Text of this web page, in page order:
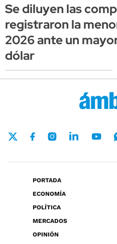
Se diluyen las
registraron la
2026 ante un
dólar
PORTADA
ECONOMÍA
POLÍTICA
MERCADOS
OPINIÓN